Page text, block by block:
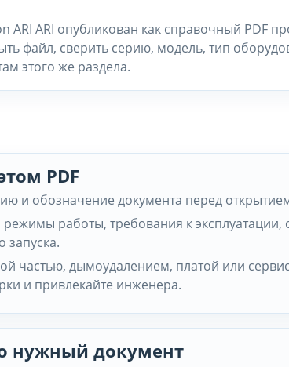
ARI ARI опубликован как справочный PDF
файл, сверить серию, модель, тип
этого же раздела.
PDF
и обозначение документа перед
работы, требования к эксплуатации,
запуска.
частью, дымоудалением, платой или
и привлекайте инженера.
нужный документ